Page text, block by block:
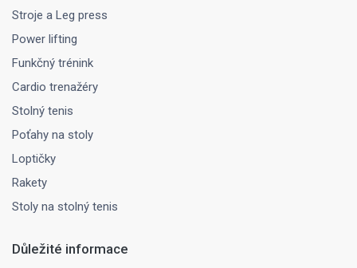
Stroje a Leg press
Power lifting
Funkčný trénink
Cardio trenažéry
Stolný tenis
Poťahy na stoly
Loptičky
Rakety
Stoly na stolný tenis
Důležité informace